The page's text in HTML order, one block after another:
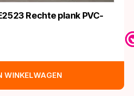
Rechte plank PVC-
WINKELWAGEN